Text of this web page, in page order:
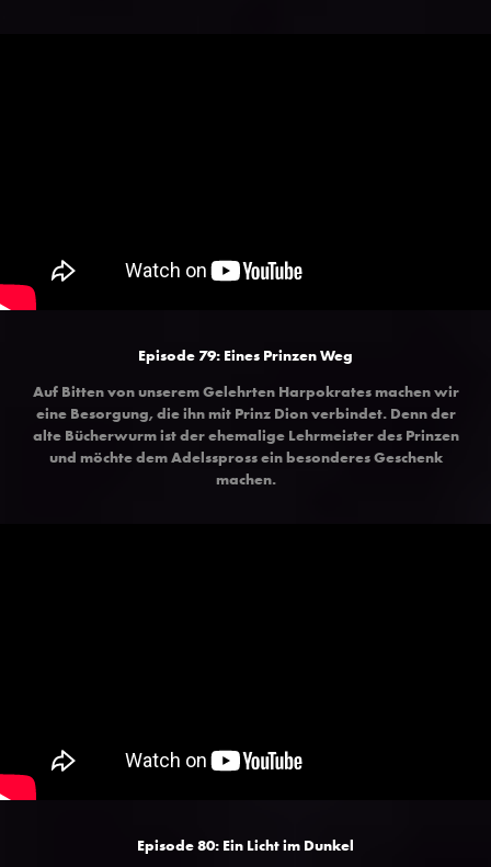
Episode 79: Eines Prinzen Weg
Auf Bitten von unserem Gelehrten Harpokrates machen wir
eine Besorgung, die ihn mit Prinz Dion verbindet. Denn der
alte Bücherwurm ist der ehemalige Lehrmeister des Prinzen
und möchte dem Adelsspross ein besonderes Geschenk
machen.
Episode 80: Ein Licht im Dunkel